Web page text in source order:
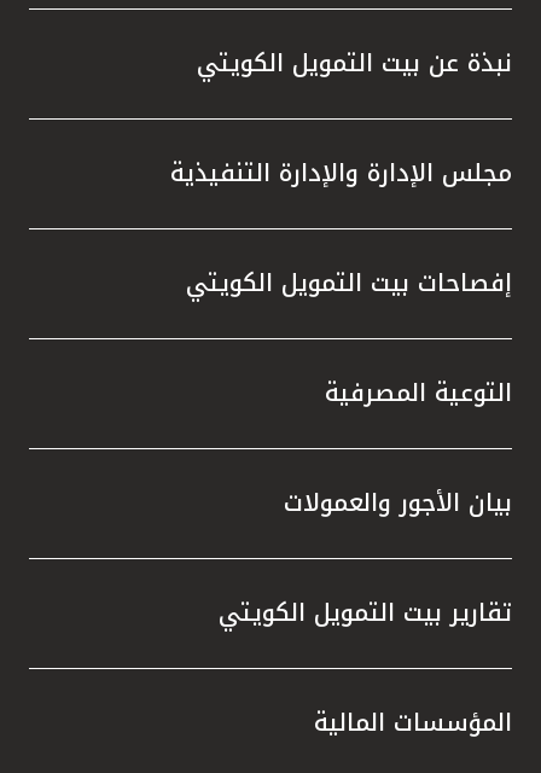
نبذة عن بيت التمويل الكويتي
مجلس الإدارة والإدارة التنفيذية
إفصاحات بيت التمويل الكويتي
التوعية المصرفية
بيان الأجور والعمولات
تقارير بيت التمويل الكويتي
المؤسسات المالية